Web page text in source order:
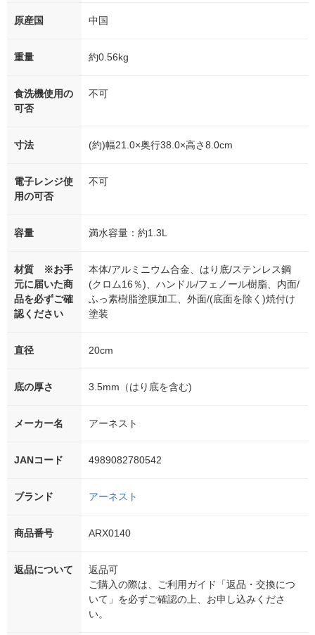
原産国 中国
重量 約0.56kg
食洗機使用の
可否
不可
寸法 (約)幅21.0×奥行38.0×高さ8.0cm
電子レンジ使
用の可否
不可
容量 満水容量：約1.3L
材質 ※お手
元に届いた商
品を必ずご確
認ください
本体/アルミニウム合金、はり底/ステンレス鋼
(クロム16％)、ハンドル/フェノール樹脂、内面/
ふっ素樹脂塗膜加工、外面/(底面を除く)焼付け
塗装
直径 20cm
底の厚さ 3.5mm（はり底を含む)
メーカー名 アーネスト
JANコード 4989082780542
ブランド アーネスト
商品番号 ARX0140
返品について
返品可
ご購入の際は、ご利用ガイド「返品・交換につ
いて」を必ずご確認の上、お申し込みくださ
い。